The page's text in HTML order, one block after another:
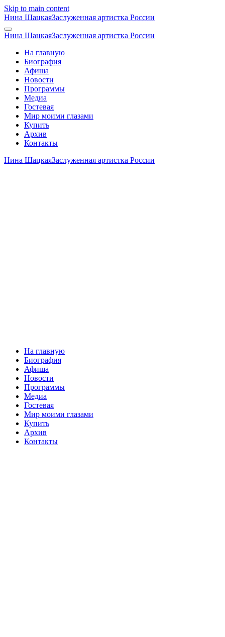
Skip to main content
Нина ШацкаяЗаслуженная артистка России
Нина ШацкаяЗаслуженная артистка России
На главную
Биография
Афиша
Новости
Программы
Медиа
Гостевая
Мир моими глазами
Купить
Архив
Контакты
Нина ШацкаяЗаслуженная артистка России
На главную
Биография
Афиша
Новости
Программы
Медиа
Гостевая
Мир моими глазами
Купить
Архив
Контакты